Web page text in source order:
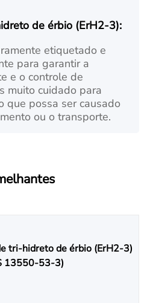
de érbio (ErH2-3):
etiquetado e
para garantir a
e o controle de
muito cuidado para
que possa ser causado
ou o transporte.
tri-hidreto de érbio (ErH2-3)
13550-53-3)